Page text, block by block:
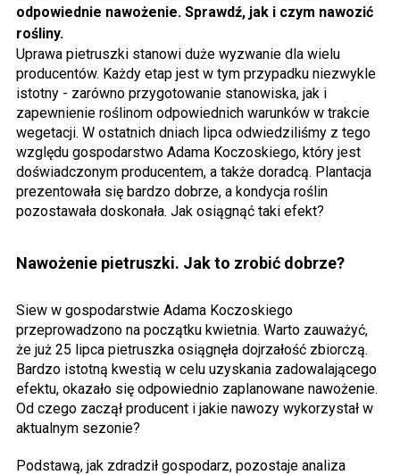
odpowiednie nawożenie. Sprawdź, jak i czym nawozić
rośliny.
Uprawa pietruszki stanowi duże wyzwanie dla wielu
producentów. Każdy etap jest w tym przypadku niezwykle
istotny - zarówno przygotowanie stanowiska, jak i
zapewnienie roślinom odpowiednich warunków w trakcie
wegetacji. W ostatnich dniach lipca odwiedziliśmy z tego
względu gospodarstwo Adama Koczoskiego, który jest
doświadczonym producentem, a także doradcą. Plantacja
prezentowała się bardzo dobrze, a kondycja roślin
pozostawała doskonała. Jak osiągnąć taki efekt?
Nawożenie pietruszki. Jak to zrobić dobrze?
Siew w gospodarstwie Adama Koczoskiego
przeprowadzono na początku kwietnia. Warto zauważyć,
że już 25 lipca pietruszka osiągnęła dojrzałość zbiorczą.
Bardzo istotną kwestią w celu uzyskania zadowalającego
efektu, okazało się odpowiednio zaplanowane nawożenie.
Od czego zaczął producent i jakie nawozy wykorzystał w
aktualnym sezonie?
Podstawą, jak zdradził gospodarz, pozostaje analiza